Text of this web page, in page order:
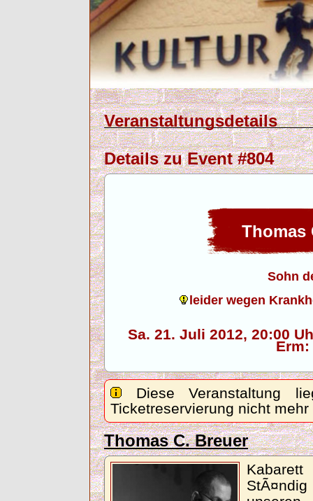
Veranstaltungsdetails
Details zu Event #804
Sohn
leider wegen
Sa. 21. Juli 2012,
Erm:
Diese Veranstaltung
Ticketreservierung nicht
Thomas C. Breuer